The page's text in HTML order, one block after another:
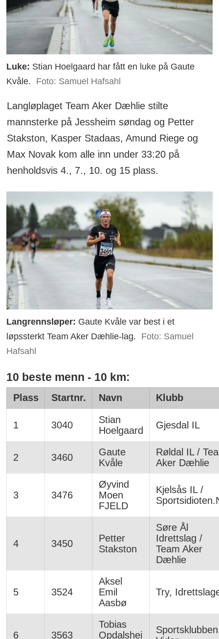
Luke: Stian Hoelgaard har fått en luke på Gaute
Kvåle.
Foto: Samuel Hafsahl
Langløplaget Team Aker Dæhlie stilte
mannsterke på Jessheim søndag og Petter
Stakston, Kasper Stadaas, Amund Riege og
Max Novak kom alle inn under 33:20 på
henholdsvis 4., 7., 10. og 15 plass.
Langrennsløper: Gaute Kvåle var best i et
løpssterkt Team Aker Dæhlie-lag.
Foto: Samuel
Hafsahl
10 beste menn - 10 km:
Plass Startnr. Navn Klubb
1 3040
Stian
Hoelgaard
Gjesdal IL
2 3460
Gaute
Kvåle
Røldal IL /
Aker Dæhlie
3 3476
Øyvind
Moen
FJELD
Kjelsås IL /
4 3450
Petter
Stakston
Søre Ål
Idrettslag /
Team Aker
Dæhlie
5 3524
Aksel
Emil
Aasbø
Try,
6 3563
Tobias
Opdalshei
Sportsklubben